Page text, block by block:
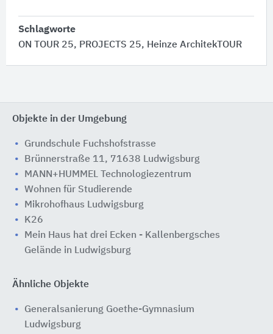
Schlagworte
ON TOUR 25, PROJECTS 25, Heinze ArchitekTOUR
Objekte in der Umgebung
Grundschule Fuchshofstrasse
Brünnerstraße 11, 71638 Ludwigsburg
MANN+HUMMEL Technologiezentrum
Wohnen für Studierende
Mikrohofhaus Ludwigsburg
K26
Mein Haus hat drei Ecken - Kallenbergsches
Gelände in Ludwigsburg
Ähnliche Objekte
Generalsanierung Goethe-Gymnasium
Ludwigsburg